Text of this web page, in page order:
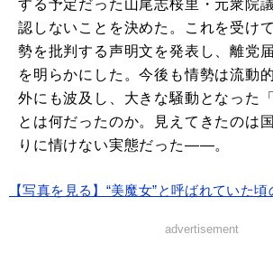
する予定だった山尾志桜里・元衆院
認しないことを決めた。これを受け
勢を批判する声明文を発表し、離党
を明らかにした。今後も情勢は流動
外にも波及し、大きな騒動となった
とは何だったのか。見えてきたのは
りに情けない実態だった――。
【写真を見る】“美魔女”と呼ばれていた
advertisement